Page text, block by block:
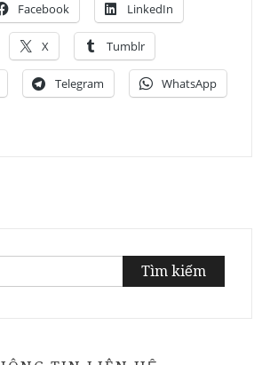
Facebook LinkedIn
X Tumblr
Telegram WhatsApp